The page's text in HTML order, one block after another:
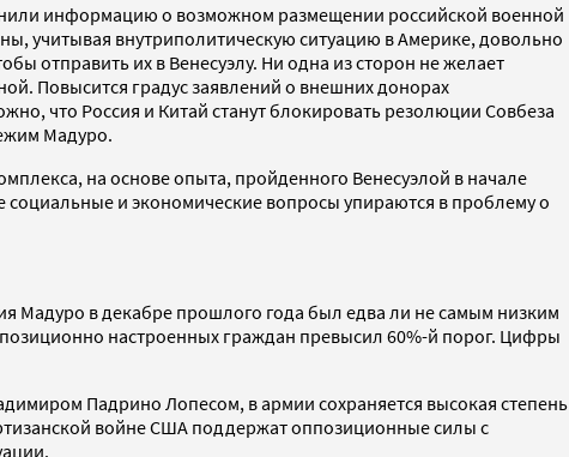
информацию о возможном размещении российской военной
учитывая внутриполитическую ситуацию в Америке, довольно
отправить их в Венесуэлу. Ни одна из сторон не желает
Повысится градус заявлений о внешних донорах
что Россия и Китай станут блокировать резолюции Совбеза
Мадуро.
на основе опыта, пройденного Венесуэлой в начале
социальные и экономические вопросы упираются в проблему о
Мадуро в декабре прошлого года был едва ли не самым низким
настроенных граждан превысил 60%-й порог. Цифры
Падрино Лопесом, в армии сохраняется высокая степень
войне США поддержат оппозиционные силы с